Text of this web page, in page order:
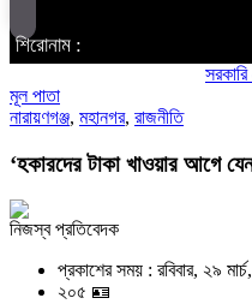
শিরোনাম :
সরকারি
মূল পাতা
নারায়ণগঞ্জ, মহানগর, রাজনীতি
‘হকারদের টাকা খাওয়ার আগে
নিজস্ব প্রতিবেদক
প্রকাশের সময় : রবিবার, ২৯
২০৫ 🪪